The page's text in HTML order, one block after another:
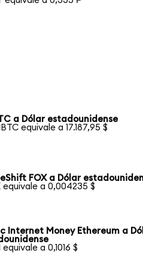
a Dólar estadounidense
equivale a 17.187,95 $
FOX a Dólar
equivale a 0,004235 $
Internet Money Ethereum a
equivale a 0,1016 $